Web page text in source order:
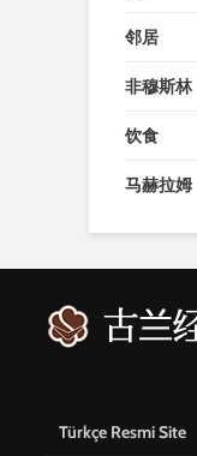
邻居
非穆斯林
饮食
马赫拉姆
Türkçe Resmi Site